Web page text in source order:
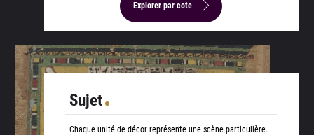
Explorer par cote
Sujet
Chaque unité de décor représente une scène particulière.